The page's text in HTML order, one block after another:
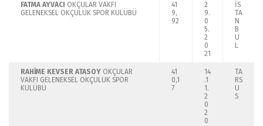
FATMA AYVACI OKÇULAR VAKFI
GELENEKSEL OKÇULUK SPOR KULÜBÜ
41
9,
92
2
9.
0
5.
2
0
21
İS
TA
N
B
U
L
RAHİME KEVSER ATASOY OKÇULAR
VAKFI GELENEKSEL OKÇULUK SPOR
KULÜBÜ
41
0,1
7
14
.1
1.
2
0
2
0
TA
RS
U
S